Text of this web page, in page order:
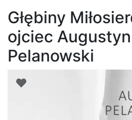
Głębiny
ojciec Augustyn
Pelanowski